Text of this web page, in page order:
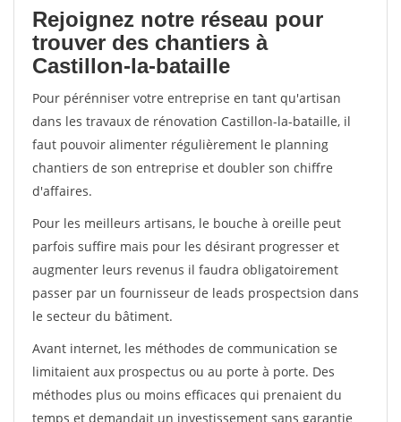
Rejoignez notre réseau pour
trouver des chantiers à
Castillon-la-bataille
Pour pérénniser votre entreprise en tant qu'artisan
dans les travaux de rénovation Castillon-la-bataille, il
faut pouvoir alimenter régulièrement le planning
chantiers de son entreprise et doubler son chiffre
d'affaires.
Pour les meilleurs artisans, le bouche à oreille peut
parfois suffire mais pour les désirant progresser et
augmenter leurs revenus il faudra obligatoirement
passer par un fournisseur de leads prospectsion dans
le secteur du bâtiment.
Avant internet, les méthodes de communication se
limitaient aux prospectus ou au porte à porte. Des
méthodes plus ou moins efficaces qui prenaient du
temps et demandait un investissement sans garantie